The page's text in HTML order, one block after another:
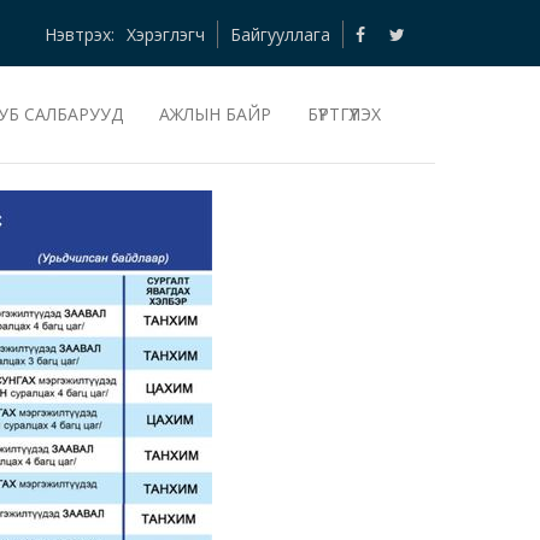
Нэвтрэх: Хэрэглэгч Байгууллага
САЛБАРУУД АЖЛЫН БАЙР БҮРТГҮҮЛЭХ